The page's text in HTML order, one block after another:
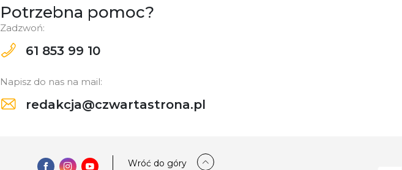
Potrzebna pomoc?
Zadzwoń:
61 853 99 10
Napisz do nas na mail:
redakcja@czwartastrona.pl
Wróć do góry